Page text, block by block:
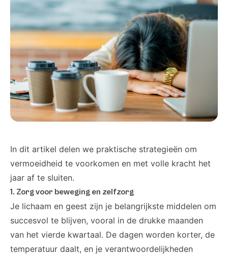
In dit artikel delen we praktische strategieën om
vermoeidheid te voorkomen en met volle kracht het
jaar af te sluiten.
1. Zorg voor beweging en zelfzorg
Je lichaam en geest zijn je belangrijkste middelen om
succesvol te blijven, vooral in de drukke maanden
van het vierde kwartaal. De dagen worden korter, de
temperatuur daalt, en je verantwoordelijkheden